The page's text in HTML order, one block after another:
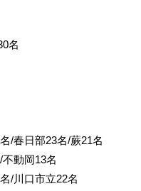
名
/春日部23名/蕨21名
動岡13名
/川口市立22名